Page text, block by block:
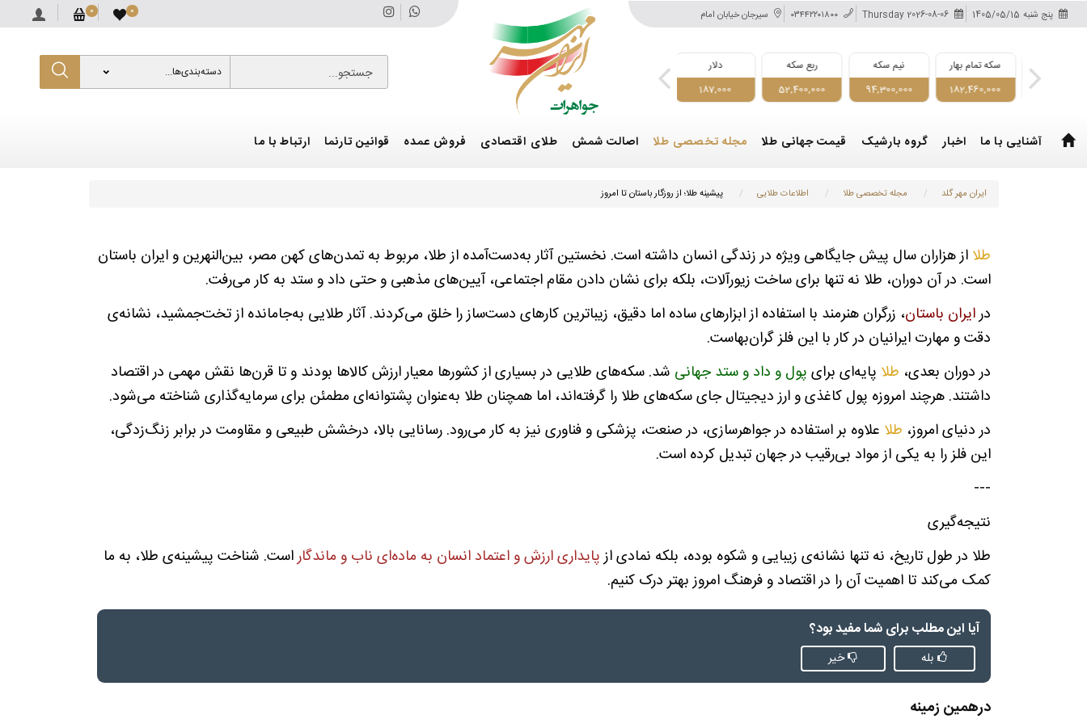
پنج شنبه 1405/05/15
Thursday 2026-08-06 ۰۳۴۴۲۲۰۱۸۰۰ سیرجان خیابان امام 0
0
سکه تمام بهار
182,460,000
نیم سکه
94,300,000
ربع سکه
52,400,000
دلار
187,000
اونس طلا
4,270
185,200,000
182,460,000
نیم سکه
94,300,000
جستجو... دسته‌بندی‌ها...
آشنایی با ما اخبار گروه بارشیک قیمت جهانی طلا مجله تخصصی طلا اصالت شمش طلای اقتصادی فروش عمده قوانین تارنما ارتباط با ما
ایران مهر گلد مجله تخصصی طلا اطلاعات طلایی پیشینه طلا؛ از روزگار باستان تا امروز
طلا از هزاران سال پیش جایگاهی ویژه در زندگی انسان داشته است. نخستین آثار به‌دست‌آمده از طلا، مربوط به تمدن‌های کهن مصر، بین‌النهرین و ایران باستان
است. در آن دوران، طلا نه تنها برای ساخت زیورآلات، بلکه برای نشان دادن مقام اجتماعی، آیین‌های مذهبی و حتی داد و ستد به کار می‌رفت.
درایران باستان، زرگران هنرمند با استفاده از ابزارهای ساده اما دقیق، زیباترین کارهای دست‌ساز را خلق می‌کردند. آثار طلایی به‌جامانده از تخت‌جمشید، نشانه‌ی
دقت و مهارت ایرانیان در کار با این فلز گران‌بهاست.
در دوران بعدی، طلا پایه‌ای برای پول و داد و ستد جهانی شد. سکه‌های طلایی در بسیاری از کشورها معیار ارزش کالاها بودند و تا قرن‌ها نقش مهمی در اقتصاد
داشتند. هرچند امروزه پول کاغذی و ارز دیجیتال جای سکه‌های طلا را گرفته‌اند، اما همچنان طلا به‌عنوان پشتوانه‌ای مطمئن برای سرمایه‌گذاری شناخته می‌شود.
در دنیای امروز، طلا علاوه بر استفاده در جواهرسازی، در صنعت، پزشکی و فناوری نیز به کار می‌رود. رسانایی بالا، درخشش طبیعی و مقاومت در برابر زنگ‌زدگی،
این فلز را به یکی از مواد بی‌رقیب در جهان تبدیل کرده است.
---
نتیجه‌گیری
طلا در طول تاریخ، نه تنها نشانه‌ی زیبایی و شکوه بوده، بلکه نمادی ازپایداری ارزش و اعتماد انسان به ماده‌ای ناب و ماندگاراست. شناخت پیشینه‌ی طلا، به ما
کمک می‌کند تا اهمیت آن را در اقتصاد و فرهنگ امروز بهتر درک کنیم.
آیا این مطلب برای شما مفید بود؟
بله خیر
درهمین زمینه